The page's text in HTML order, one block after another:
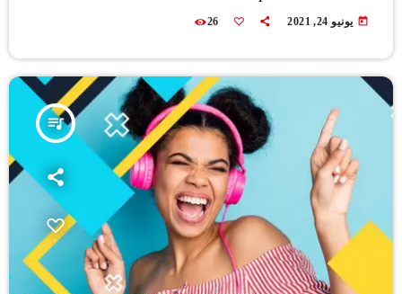
today يونيو 24, 2021 26
queue_music